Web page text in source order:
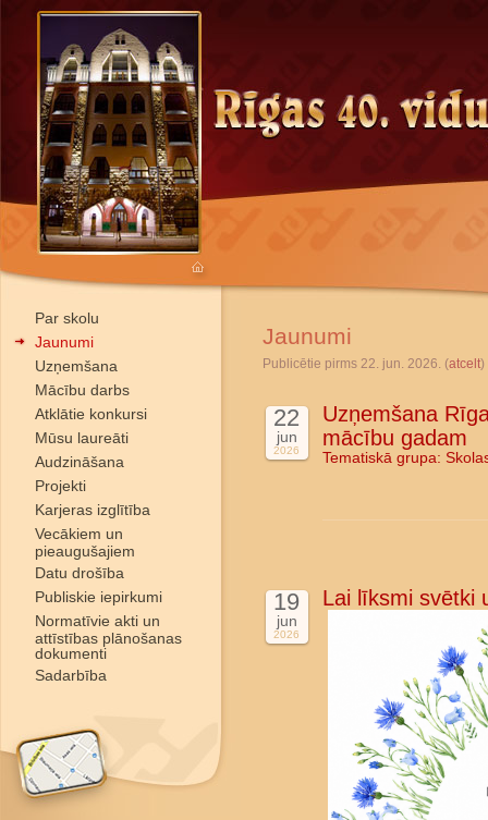
Par skolu
Jaunumi
Uzņemšana
Mācību darbs
Atklātie konkursi
Mūsu laureāti
Audzināšana
Projekti
Karjeras izglītība
Vecākiem un
pieaugušajiem
Datu drošība
Publiskie iepirkumi
Normatīvie akti un
attīstības plānošanas
dokumenti
Sadarbība
Jaunumi
Publicētie pirms 22. jun. 2026. (atcelt)
22
jun
2026
Uzņemšana
mācību gadam
Tematiskā grupa:
19
jun
2026
Lai līksmi svētki